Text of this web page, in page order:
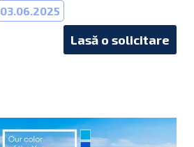
03.06.2025
Lasă o solicitare